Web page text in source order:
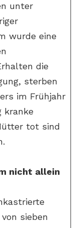
unter
wurde eine
die
sterben
im Frühjahr
kranke
tot sind
nicht allein
sieben